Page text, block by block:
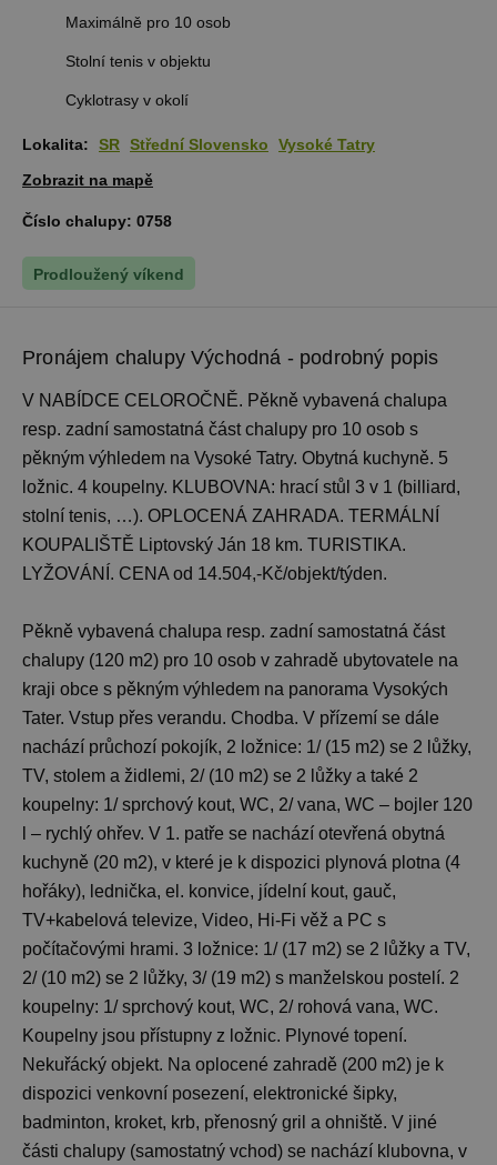
Maximálně pro 10 osob
Stolní tenis v objektu
Cyklotrasy v okolí
Lokalita: SR Střední Slovensko
Vysoké Tatry
Zobrazit na mapě
Číslo chalupy: 0758
Prodloužený víkend
Pronájem chalupy Východná - podrobný popis
V NABÍDCE CELOROČNĚ. Pěkně vybavená chalupa
resp. zadní samostatná část chalupy pro 10 osob s
pěkným výhledem na Vysoké Tatry. Obytná kuchyně. 5
ložnic. 4 koupelny. KLUBOVNA: hrací stůl 3 v 1 (billiard,
stolní tenis, …). OPLOCENÁ ZAHRADA. TERMÁLNÍ
KOUPALIŠTĚ Liptovský Ján 18 km. TURISTIKA.
LYŽOVÁNÍ. CENA od 14.504,-Kč/objekt/týden.
Pěkně vybavená chalupa resp. zadní samostatná část
chalupy (120 m2) pro 10 osob v zahradě ubytovatele na
kraji obce s pěkným výhledem na panorama Vysokých
Tater. Vstup přes verandu. Chodba. V přízemí se dále
nachází průchozí pokojík, 2 ložnice: 1/ (15 m2) se 2 lůžky,
TV, stolem a židlemi, 2/ (10 m2) se 2 lůžky a také 2
koupelny: 1/ sprchový kout, WC, 2/ vana, WC – bojler 120
l – rychlý ohřev. V 1. patře se nachází otevřená obytná
kuchyně (20 m2), v které je k dispozici plynová plotna (4
hořáky), lednička, el. konvice, jídelní kout, gauč,
TV+kabelová televize, Video, Hi-Fi věž a PC s
počítačovými hrami. 3 ložnice: 1/ (17 m2) se 2 lůžky a TV,
2/ (10 m2) se 2 lůžky, 3/ (19 m2) s manželskou postelí. 2
koupelny: 1/ sprchový kout, WC, 2/ rohová vana, WC.
Koupelny jsou přístupny z ložnic. Plynové topení.
Nekuřácký objekt. Na oplocené zahradě (200 m2) je k
dispozici venkovní posezení, elektronické šipky,
badminton, kroket, krb, přenosný gril a ohniště. V jiné
části chalupy (samostatný vchod) se nachází klubovna, v